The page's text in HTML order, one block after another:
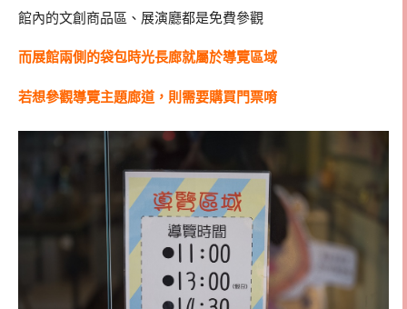
館內的文創商品區、展演廳都是免費參觀
而展館兩側的袋包時光長廊就屬於導覽區域
若想參觀導覽主題廊道，則需要購買門票唷